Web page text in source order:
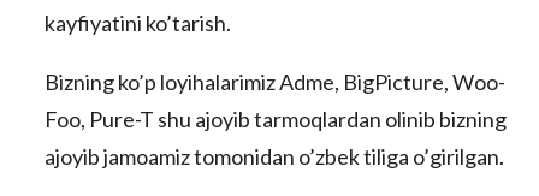
kayfiyatini ko’tarish.
Bizning ko’p loyihalarimiz Adme, BigPicture, Woo-
Foo, Pure-T shu ajoyib tarmoqlardan olinib bizning
ajoyib jamoamiz tomonidan o’zbek tiliga o’girilgan.